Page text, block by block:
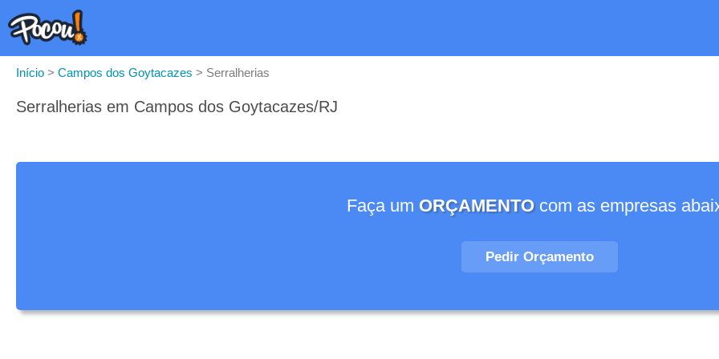
Início > Campos dos Goytacazes > Serralherias
Serralherias em Campos dos Goytacazes/RJ
Faça um ORÇAMENTOcom as empresas
Pedir Orçamento